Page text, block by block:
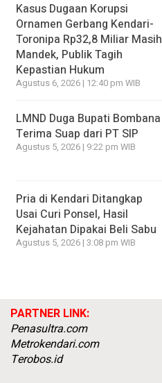
Kasus Dugaan Korupsi
Ornamen Gerbang Kendari-
Toronipa Rp32,8 Miliar Masih
Mandek, Publik Tagih
Kepastian Hukum
Agustus 6, 2026 | 12:40 pm WIB
LMND Duga Bupati Bombana
Terima Suap dari PT SIP
Agustus 5, 2026 | 9:22 pm WIB
Pria di Kendari Ditangkap
Usai Curi Ponsel, Hasil
Kejahatan Dipakai Beli Sabu
Agustus 5, 2026 | 3:08 pm WIB
PARTNER LINK:
Penasultra.com
Metrokendari.com
Terobos.id